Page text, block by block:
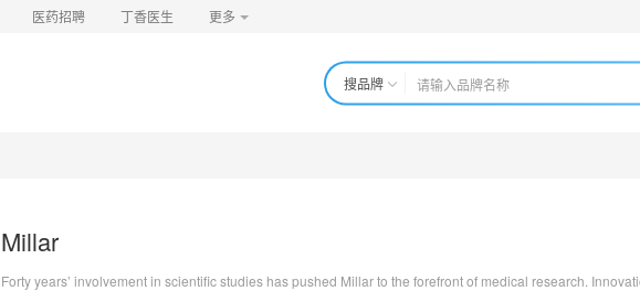
医药招聘 丁香医生 更多
搜品牌
Millar
Forty years’ involvement in scientific studies has pushed Millar to the forefront of medical research.